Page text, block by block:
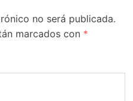
no será publicada.
marcados con *